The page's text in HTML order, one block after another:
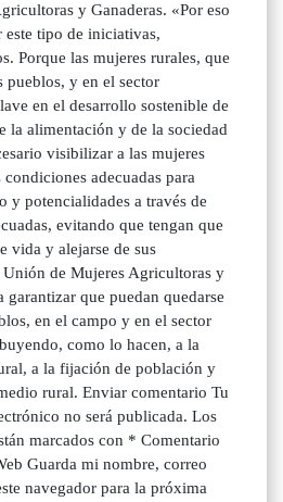
y Ganaderas. «Por eso
este tipo de iniciativas,
Porque las mujeres rurales, que
y en el sector
en el desarrollo sostenible de
la alimentación y de la sociedad
visibilizar a las mujeres
adecuadas para
y potencialidades a través de
evitando que tengan que
vida y alejarse de sus
Unión de Mujeres Agricultoras y
garantizar que puedan quedarse
en el campo y en el sector
como lo hacen, a la
a la fijación de población y
rural. Enviar comentario Tu
no será publicada. Los
marcados con * Comentario
Guarda mi nombre, correo
navegador para la próxima